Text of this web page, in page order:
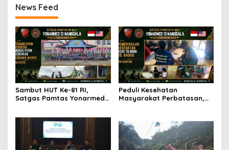
News Feed
Sambut HUT Ke-81 RI,
Satgas Pamtas Yonarmed
Merah Putih Sepanjang 4
KM di Jalan Raya
Perbatasan
Peduli Kesehatan
Masyarakat Perbatasan,
Gelar Pelayanan Medis
Door-to-Door di Desa
Badau